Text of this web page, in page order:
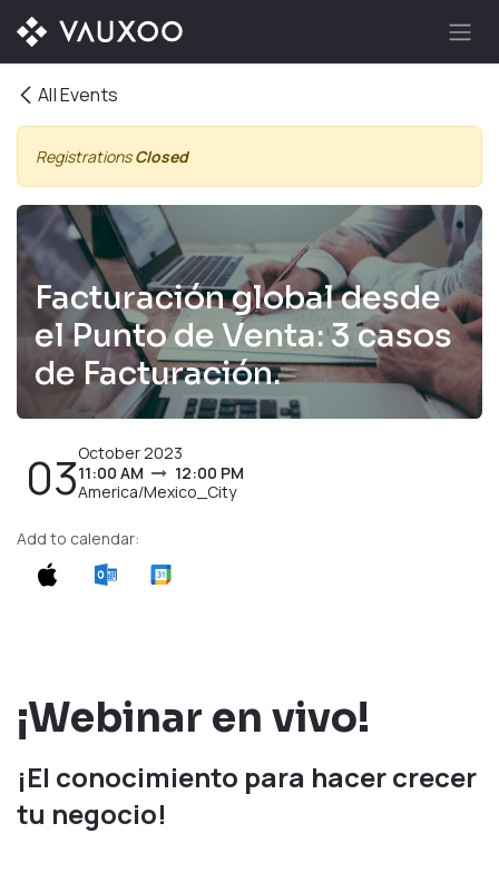
Skip to Content
All Events
RegistrationsClosed
Facturación global desde
el Punto de Venta: 3 casos
de Facturación.
03October 2023
11:00 AM
12:00 PM
America/Mexico_City
Add to calendar:
¡Webinar en vivo!
¡El conocimiento para hacer crecer
tu negocio!